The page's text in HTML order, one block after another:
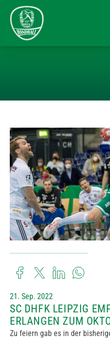
21. Sep. 2022
SC DHFK LEIPZIG
ERLANGEN ZUM
Zu feiern gab es in der